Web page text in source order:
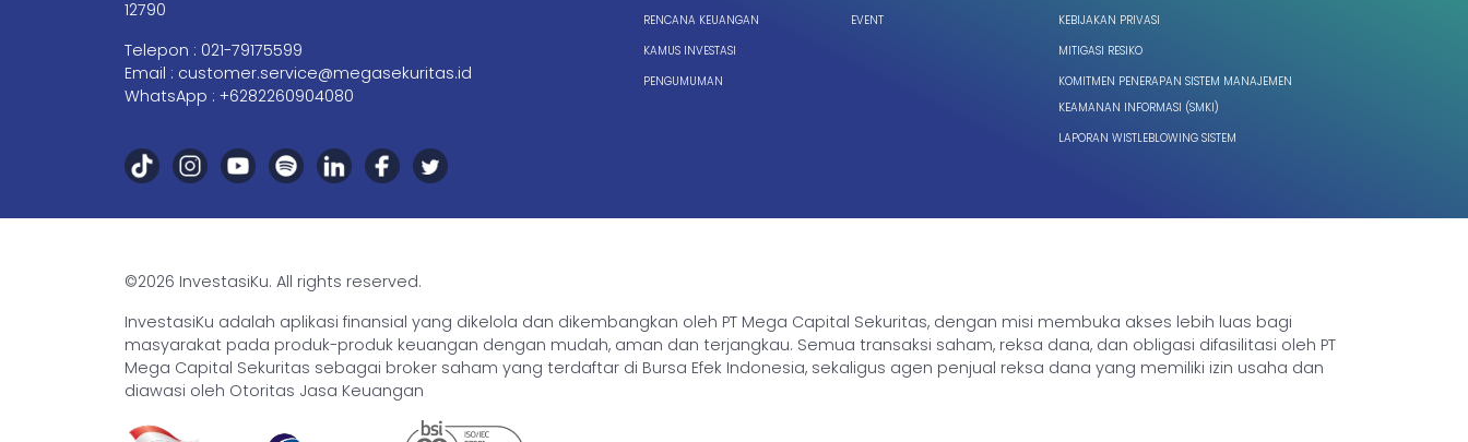
12790
Telepon : 021-79175599
Email : customer.service@megasekuritas.id
WhatsApp : +6282260904080
RENCANA KEUANGAN
KAMUS INVESTASI
PENGUMUMAN
EVENT
KEBIJAKAN PRIVASI
MITIGASI RESIKO
KOMITMEN PENERAPAN SISTEM MANAJEMEN
KEAMANAN INFORMASI (SMKI)
LAPORAN WISTLEBLOWING SISTEM
©2026 InvestasiKu. All rights reserved.
InvestasiKu adalah aplikasi finansial yang dikelola dan dikembangkan oleh PT Mega Capital Sekuritas, dengan misi membuka akses lebih luas bagi
masyarakat pada produk-produk keuangan dengan mudah, aman dan terjangkau. Semua transaksi saham, reksa dana, dan obligasi difasilitasi oleh PT
Mega Capital Sekuritas sebagai broker saham yang terdaftar di Bursa Efek Indonesia, sekaligus agen penjual reksa dana yang memiliki izin usaha dan
diawasi oleh Otoritas Jasa Keuangan